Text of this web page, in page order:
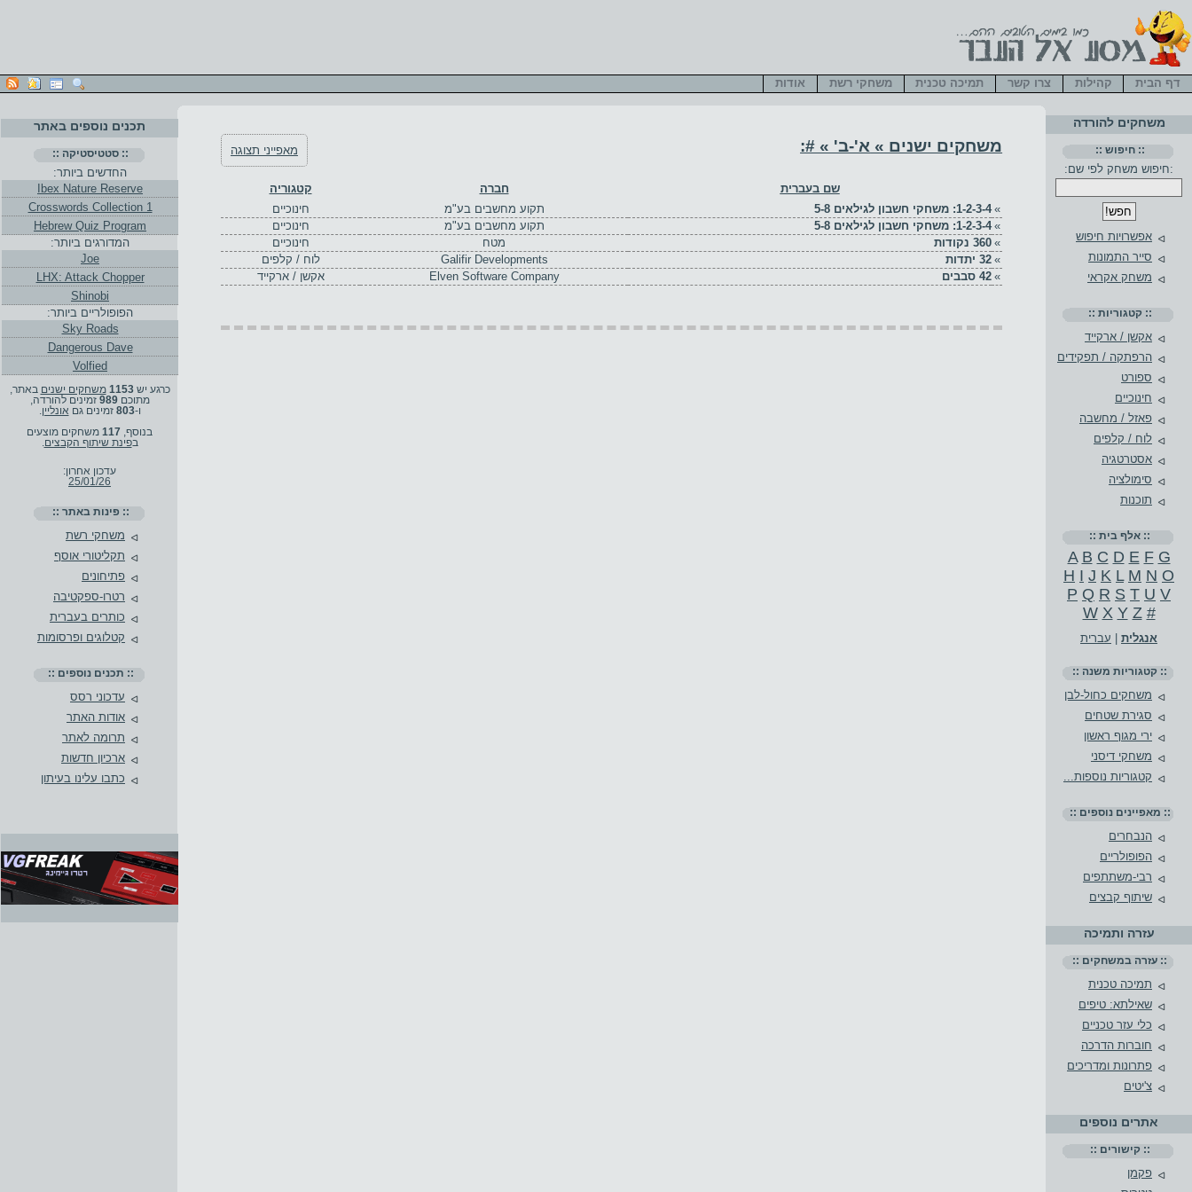
משחקים ישנים » א'-ב' » #: מאפייני תצוגה
שם בעברית חברה
קטגוריה
» 1-2-3-4: משחקי חשבון לגילאים 5-8 תקוע מחשבים בע"מ
חינוכיים
» 1-2-3-4: משחקי חשבון לגילאים 5-8 תקוע מחשבים בע"מ
חינוכיים
» 360 נקודות מטח
חינוכיים
» 32 יתדות Galifir Developments
לוח / קלפים
» 42 סבבים Elven Software Company אקשן / ארקייד
תכנים נוספים באתר
:: סטטיסטיקה ::
החדשים ביותר:
Ibex Nature Reserve
Crosswords Collection 1
Hebrew Quiz Program
המדורגים ביותר:
Joe
LHX: Attack Chopper
Shinobi
הפופולריים ביותר:
Sky Roads
Dangerous Dave
Volfied
כרגע יש1153 משחקים ישנים באתר,
מתוכם989 זמינים להורדה,
ו-803 זמינים גם אונליין
בנוסף, 117 משחקים מוצעים
בפינת שיתוף הקבצים
עדכון אחרון:
25/01/26
:: פינות באתר ::
משחקי רשת
תקליטורי אוסף
פתיחונים
רטרו-ספקטיבה
כותרים בעברית
קטלוגים ופרסומות
:: תכנים נוספים ::
עדכוני רסס
אודות האתר
תרומה לאתר
ארכיון חדשות
כתבו עלינו בעיתון
משחקים להורדה
:: חיפוש ::
:חיפוש משחק לפי שם:
אפשרויות חיפוש
סייר התמונות
משחק אקראי
:: קטגוריות ::
אקשן / ארקייד
הרפתקה / תפקידים
ספורט
חינוכיים
פאזל / מחשבה
לוח / קלפים
אסטרטגיה
סימולציה
תוכנות
:: אלף בית ::
A B C D E F G
H I J K L M N O
P Q R S T U V
W X Y Z #
אנגלית עברית
:: קטגוריות משנה ::
משחקים כחול-לבן
סגירת שטחים
ירי מגוף ראשון
משחקי דיסני
קטגוריות נוספות...
:: מאפיינים נוספים ::
הנבחרים
הפופולריים
רבי-משתתפים
שיתוף קבצים
עזרה ותמיכה
:: עזרה במשחקים ::
תמיכה טכנית
שאילתא: טיפים
כלי עזר טכניים
חוברות הדרכה
פתרונות ומדריכים
צ'יטים
אתרים נוספים
:: קישורים ::
פקמן
דף הבית קהילות צרו קשר תמיכה טכנית משחקי רשת אודות